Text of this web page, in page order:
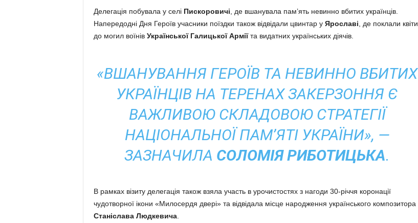
Делегація побувала у селі Пискоровичі , де вшанувала пам’ять невинно вбитих українців.
Напередодні Дня Героїв учасники поїздки також відвідали цвинтар у Ярославі , де поклали квіти
до могил воїнів Української Галицької Арміїта видатних українських діячів.
«ВШАНУВАННЯ ГЕРОЇВ ТА НЕВИННО ВБИТИХ
УКРАЇНЦІВ НА ТЕРЕНАХ ЗАКЕРЗОННЯ Є
ВАЖЛИВОЮ СКЛАДОВОЮ СТРАТЕГІЇ
НАЦІОНАЛЬНОЇ ПАМ’ЯТІ УКРАЇНИ», —
ЗАЗНАЧИЛА СОЛОМІЯ РИБОТИЦЬКА.
В рамках візиту делегація також взяла участь в урочистостях з нагоди 30-річчя коронації
чудотворної ікони «Милосердя двері» та відвідала місце народження українського композитора
Станіслава Людкевича.